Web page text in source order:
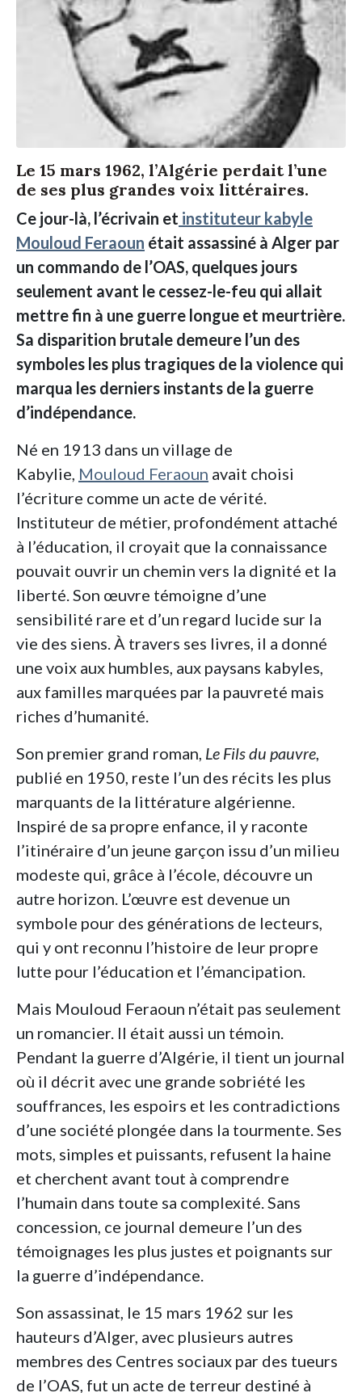
Le 15 mars 1962, l’Algérie perdait l’une
de ses plus grandes voix littéraires.
Ce jour-là, l’écrivain et instituteur kabyle
Mouloud Feraoun était assassiné à Alger par
un commando de l’OAS, quelques jours
seulement avant le cessez-le-feu qui allait
mettre fin à une guerre longue et meurtrière.
Sa disparition brutale demeure l’un des
symboles les plus tragiques de la violence qui
marqua les derniers instants de la guerre
d’indépendance.
Né en 1913 dans un village de
Kabylie, Mouloud Feraoun avait choisi
l’écriture comme un acte de vérité.
Instituteur de métier, profondément attaché
à l’éducation, il croyait que la connaissance
pouvait ouvrir un chemin vers la dignité et la
liberté. Son œuvre témoigne d’une
sensibilité rare et d’un regard lucide sur la
vie des siens. À travers ses livres, il a donné
une voix aux humbles, aux paysans kabyles,
aux familles marquées par la pauvreté mais
riches d’humanité.
Son premier grand roman, Le Fils du pauvre
publié en 1950, reste l’un des récits les plus
marquants de la littérature algérienne.
Inspiré de sa propre enfance, il y raconte
l’itinéraire d’un jeune garçon issu d’un milieu
modeste qui, grâce à l’école, découvre un
autre horizon. L’œuvre est devenue un
symbole pour des générations de lecteurs,
qui y ont reconnu l’histoire de leur propre
lutte pour l’éducation et l’émancipation.
Mais Mouloud Feraoun n’était pas seulement
un romancier. Il était aussi un témoin.
Pendant la guerre d’Algérie, il tient un journal
où il décrit avec une grande sobriété les
souffrances, les espoirs et les contradictions
d’une société plongée dans la tourmente. Ses
mots, simples et puissants, refusent la haine
et cherchent avant tout à comprendre
l’humain dans toute sa complexité. Sans
concession, ce journal demeure l’un des
témoignages les plus justes et poignants sur
la guerre d’indépendance.
Son assassinat, le 15 mars 1962 sur les
hauteurs d’Alger, avec plusieurs autres
membres des Centres sociaux par des tueurs
de l’OAS, fut un acte de terreur destiné à